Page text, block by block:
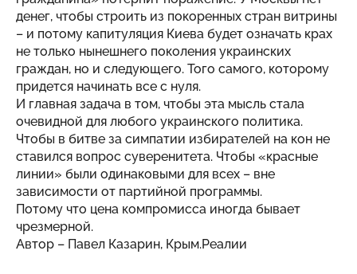
денег, чтобы строить из покоренных стран витрины
– и потому капитуляция Киева будет означать крах
не только нынешнего поколения украинских
граждан, но и следующего. Того самого, которому
придется начинать все с нуля.
И главная задача в том, чтобы эта мысль стала
очевидной для любого украинского политика.
Чтобы в битве за симпатии избирателей на кон не
ставился вопрос суверенитета. Чтобы «красные
линии» были одинаковыми для всех – вне
зависимости от партийной программы.
Потому что цена компромисса иногда бывает
чрезмерной.
Автор – Павел Казарин, Крым.Реалии